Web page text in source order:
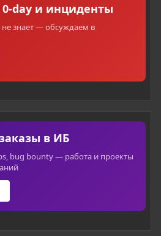
0-day и инциденты
знает — обсуждаем в
в ИБ
bug bounty — работа и проекты